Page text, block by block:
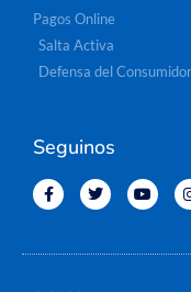
Pagos Online
Salta Activa
Defensa del Consumidor
Seguinos